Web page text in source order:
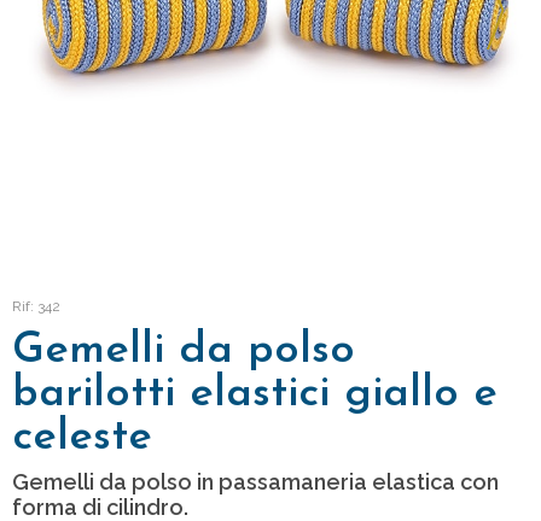
Rif: 342
Gemelli da polso
barilotti elastici giallo e
celeste
Gemelli da polso in passamaneria elastica con
forma di cilindro.